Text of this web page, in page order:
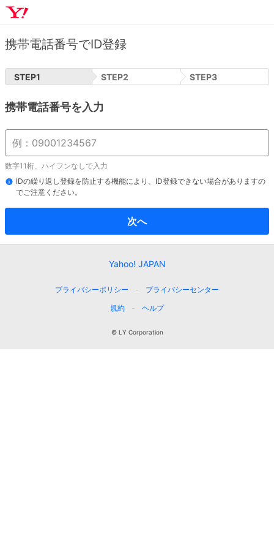
携帯電話番号でID登録
STEP1 STEP2 STEP3
携帯電話番号を入力
数字11桁、ハイフンなしで入力
IDの繰り返し登録を防止する機能により、ID登録できない場合がありますの
でご注意ください。
次へ
Yahoo! JAPAN
プライバシーポリシー
プライバシーセンター
規約
ヘルプ
© LY Corporation